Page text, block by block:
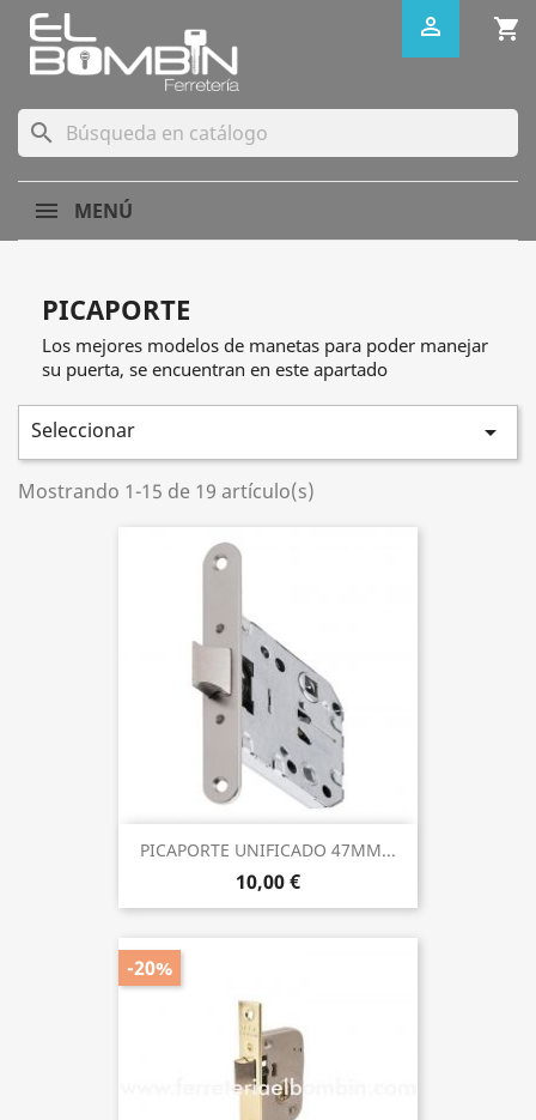
shopping_cart

search
MENÚ
PICAPORTE
Los mejores modelos de manetas para poder manejar
su puerta, se encuentran en este apartado
Seleccionar 
Mostrando 1-15 de 19 artículo(s)
PICAPORTE UNIFICADO 47MM...
10,00 €
-20%